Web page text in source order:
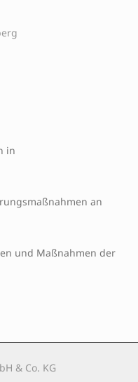
in
an
und Maßnahmen der
& Co. KG